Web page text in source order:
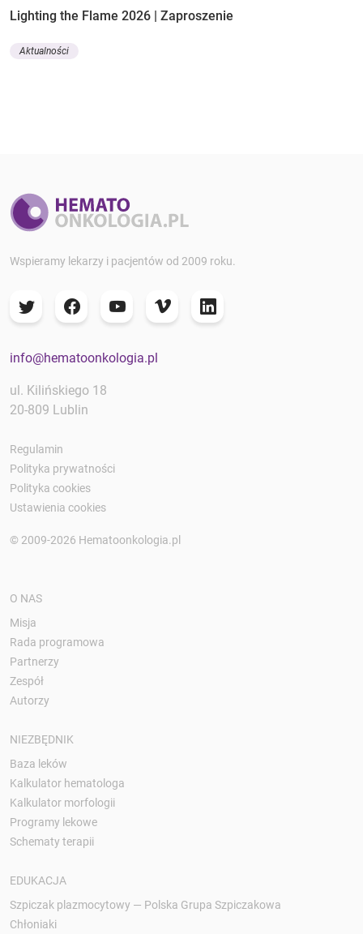
Lighting the Flame 2026 | Zaproszenie
Aktualności
Wspieramy lekarzy i pacjentów od 2009 roku.
info@hematoonkologia.pl
ul. Kilińskiego 18
20-809 Lublin
Regulamin
Polityka prywatności
Polityka cookies
Ustawienia cookies
© 2009-2026 Hematoonkologia.pl
O NAS
Misja
Rada programowa
Partnerzy
Zespół
Autorzy
NIEZBĘDNIK
Baza leków
Kalkulator hematologa
Kalkulator morfologii
Programy lekowe
Schematy terapii
EDUKACJA
Szpiczak plazmocytowy — Polska Grupa Szpiczakowa
Chłoniaki